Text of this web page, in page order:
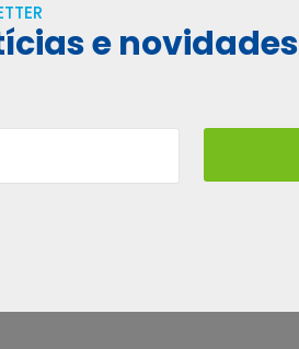
e novidades